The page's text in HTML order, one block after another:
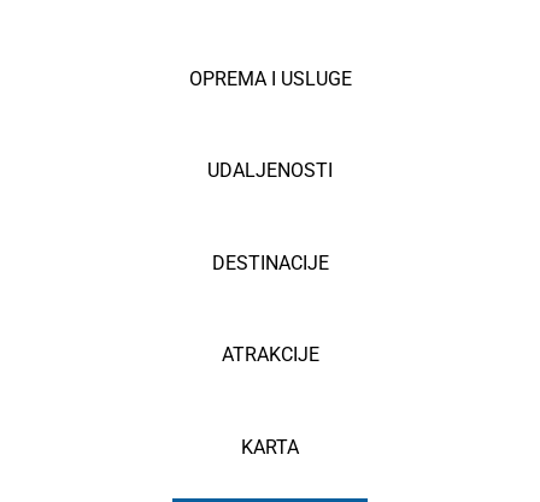
OPREMA I USLUGE
UDALJENOSTI
DESTINACIJE
ATRAKCIJE
KARTA